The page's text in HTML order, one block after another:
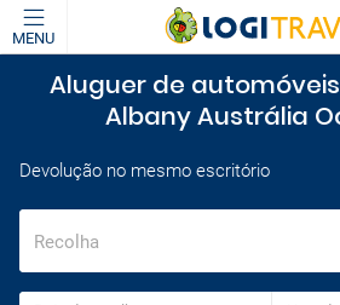
MENU
Aluguer de
Albany Austrália
Devolução no mesmo escritório
Recolha